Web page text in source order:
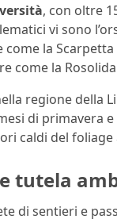
, con oltre
vi sono
la
come la
regione della
di
caldi del
tutela
di sentieri e